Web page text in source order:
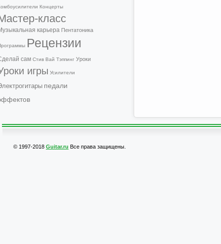
Концерты
класс
карьера Пентатоника
Рецензии
сам Стив Вай Тэппинг Уроки
игры Усилители
педали
© 1997-2018 Guitar.ru Все права защищены.